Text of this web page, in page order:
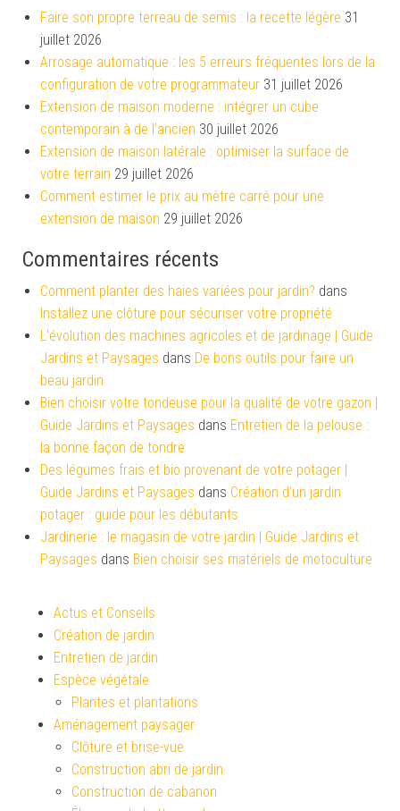
Faire son propre terreau de semis : la recette légère 31
juillet 2026
Arrosage automatique : les 5 erreurs fréquentes lors de la
configuration de votre programmateur 31 juillet 2026
Extension de maison moderne : intégrer un cube
contemporain à de l’ancien 30 juillet 2026
Extension de maison latérale : optimiser la surface de
votre terrain 29 juillet 2026
Comment estimer le prix au mètre carré pour une
extension de maison 29 juillet 2026
Commentaires récents
Comment planter des haies variées pour jardin? dans
Installez une clôture pour sécuriser votre propriété
L'évolution des machines agricoles et de jardinage | Guide
Jardins et Paysages dans De bons outils pour faire un
beau jardin
Bien choisir votre tondeuse pour la qualité de votre gazon |
Guide Jardins et Paysages dans Entretien de la pelouse :
la bonne façon de tondre
Des légumes frais et bio provenant de votre potager |
Guide Jardins et Paysages dans Création d’un jardin
potager : guide pour les débutants
Jardinerie : le magasin de votre jardin | Guide Jardins et
Paysages dans Bien choisir ses matériels de motoculture
Actus et Conseils
Création de jardin
Entretien de jardin
Espèce végétale
Plantes et plantations
Aménagement paysager
Clôture et brise-vue
Construction abri de jardin
Construction de cabanon